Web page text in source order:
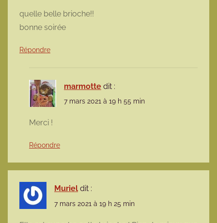
quelle belle brioche!!
bonne soirée
Répondre
marmotte dit :
7 mars 2021 à 19 h 55 min
Merci !
Répondre
Muriel dit :
7 mars 2021 à 19 h 25 min